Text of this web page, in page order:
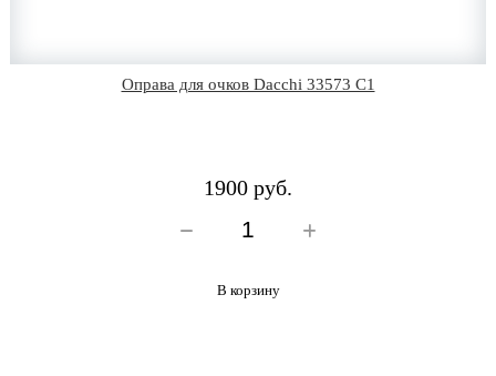
Оправа для очков Dacchi 33573 C1
1900 руб.
В корзину